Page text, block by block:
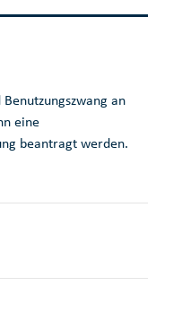
an
eine
beantragt werden.